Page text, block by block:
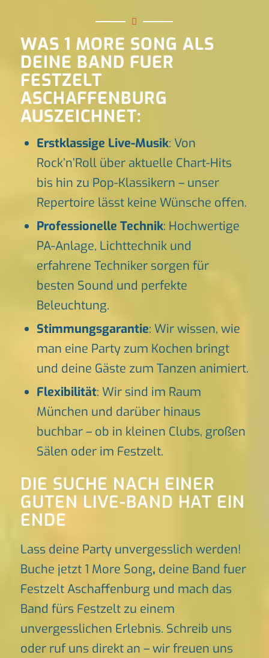
WAS 1 MORE SONG ALS
DEINE BAND FUER
FESTZELT
ASCHAFFENBURG
AUSZEICHNET:
Erstklassige Live-Musik: Von
Rock’n’Roll über aktuelle Chart-Hits
bis hin zu Pop-Klassikern – unser
Repertoire lässt keine Wünsche offen.
Professionelle Technik: Hochwertige
PA-Anlage, Lichttechnik und
erfahrene Techniker sorgen für
besten Sound und perfekte
Beleuchtung.
Stimmungsgarantie: Wir wissen, wie
man eine Party zum Kochen bringt
und deine Gäste zum Tanzen animiert.
Flexibilität: Wir sind im Raum
München und darüber hinaus
buchbar – ob in kleinen Clubs, großen
Sälen oder im Festzelt.
DIE SUCHE NACH EINER
GUTEN LIVE-BAND HAT EIN
ENDE
Lass deine Party unvergesslich werden!
Buche jetzt 1 More Song, deine Band fuer
Festzelt Aschaffenburg und mach das
Band fürs Festzelt zu einem
unvergesslichen Erlebnis. Schreib uns
oder ruf uns direkt an – wir freuen uns